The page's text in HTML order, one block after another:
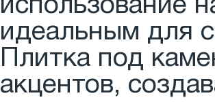
использование
идеальным для
Плитка под
акцентов,